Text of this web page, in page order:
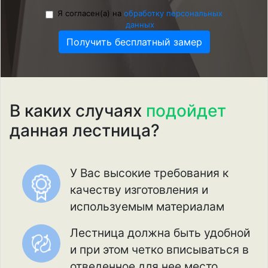
Я согласен(а) на обработку персональных
данных
Получить бесплатный замер
В каких случаях подойдет
данная лестница?
У Вас высокие требования к
качеству изготовления и
используемым материалам
Лестница должна быть удобной
и при этом четко вписываться в